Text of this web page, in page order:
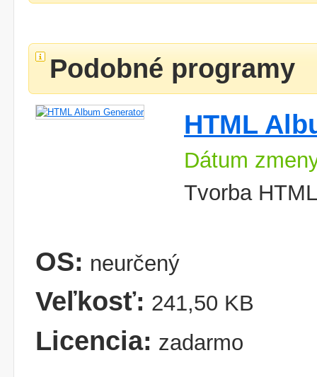
Podobné programy
HTML
Dátum
Tvorba
OS: neurčený
Veľkosť: 241,50 KB
Licencia: zadarmo